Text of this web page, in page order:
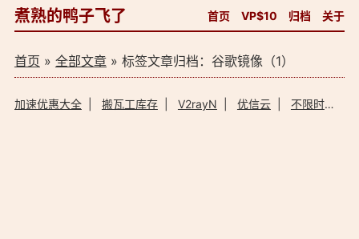
煮熟的鸭子飞了 首页 VP$10 归档 关于
首页 » 全部文章» 标签文章归档：谷歌镜像（1）
加速优惠大全| 搬瓦工库存| V2rayN 优信云| 不限时加速器